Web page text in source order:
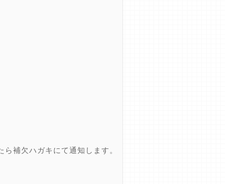
補欠ハガキにて通知します。